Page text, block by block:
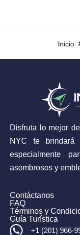
Inicio
Disfruta lo mejor
NYC te brindará
especialmente
asombrosos y
Contáctanos
FAQ
Términos y
Guía Turística
+1 (201) 966-